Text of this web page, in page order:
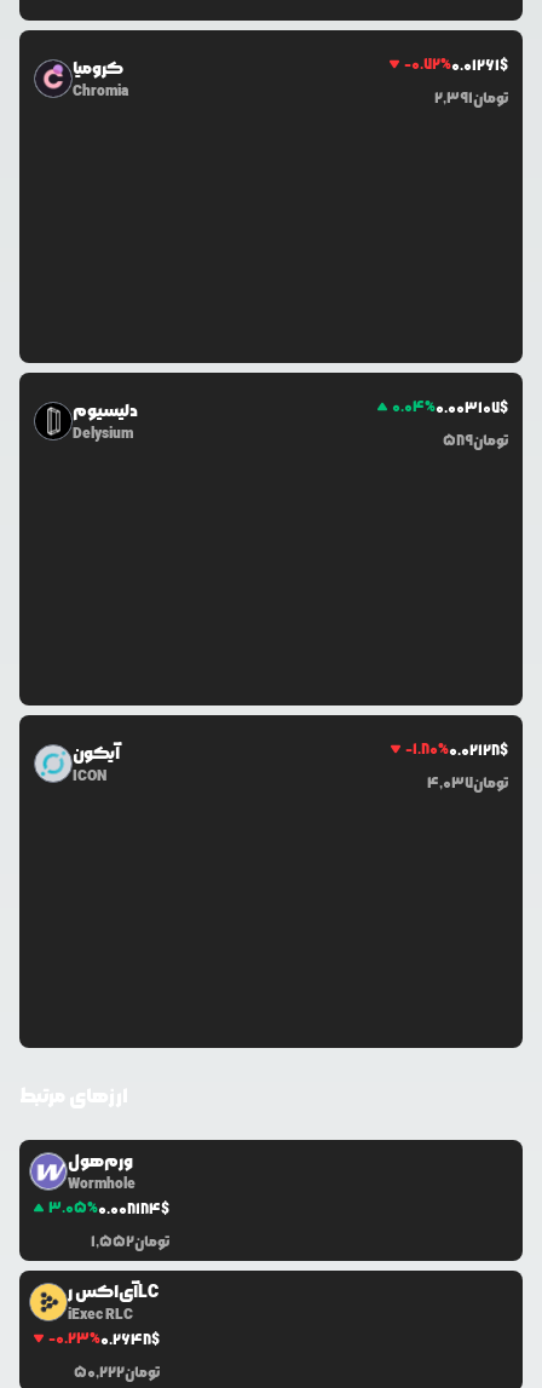
کرومیا
Chromia
-0.72%0.01261$
2,391تومان
دلیسیوم
Delysium
0.04%0.003107$
589تومان
آیکون
ICON
-1.80%0.02128$
4,037تومان
ورم‌هول
Wormhole
3.05%0.008184$
1,552تومان
آی‌اکس رLC
iExec RLC
-0.23%0.2648$
50,222تومان